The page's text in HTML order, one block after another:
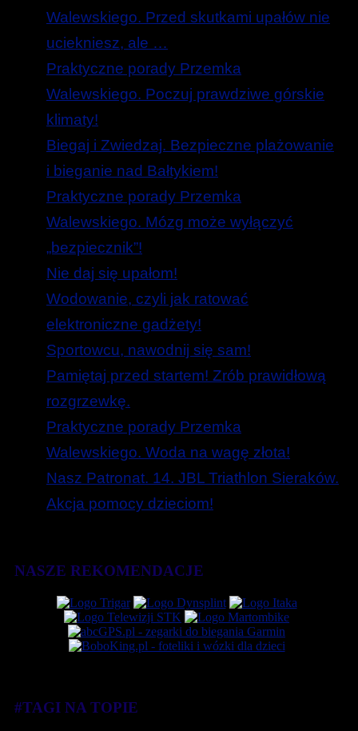
Walewskiego. Przed skutkami upałów nie
uciekniesz, ale …
Praktyczne porady Przemka
Walewskiego. Poczuj prawdziwe górskie
klimaty!
Biegaj i Zwiedzaj. Bezpieczne plażowanie
i bieganie nad Bałtykiem!
Praktyczne porady Przemka
Walewskiego. Mózg może wyłączyć
„bezpiecznik”!
Nie daj się upałom!
Wodowanie, czyli jak ratować
elektroniczne gadżety!
Sportowcu, nawodnij się sam!
Pamiętaj przed startem! Zrób prawidłową
rozgrzewkę.
Praktyczne porady Przemka
Walewskiego. Woda na wagę złota!
Nasz Patronat. 14. JBL Triathlon Sieraków.
Akcja pomocy dzieciom!
NASZE REKOMENDACJE
#TAGI NA TOPIE